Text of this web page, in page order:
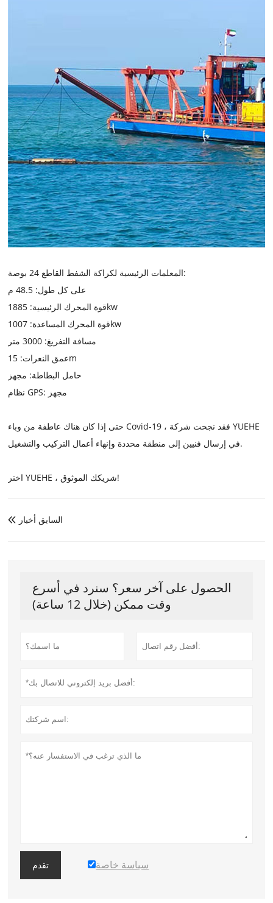
المعلمات الرئيسية لكراكة الشفط القاطع 24 بوصة:
على كل طول: 48.5 م
قوة المحرك الرئيسية: 1885kw
قوة المحرك المساعدة: 1007kw
مسافة التفريغ: 3000 متر
عمق النعرات: 15m
حامل البطاطة: مجهز
نظام GPS: مجهز
حتى إذا كان هناك عاطفة من وباء Covid-19 ، فقد نجحت شركة YUEHE
في إرسال فنيين إلى منطقة محددة وإنهاء أعمال التركيب والتشغيل.
اختر YUEHE ، شريكك الموثوق!
 السابق أخبار
الحصول على آخر سعر؟ سنرد في أسرع
وقت ممكن (خلال 12 ساعة)
تقدم سياسة خاصة